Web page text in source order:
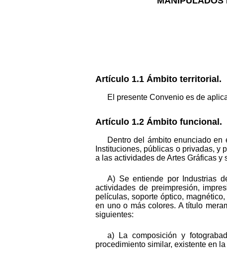
Artículo 1.1 Ámbito territorial.
El presente Convenio es de
Artículo 1.2 Ámbito funcional.
Dentro del ámbito enunciado
Instituciones, públicas o privadas, y
a las actividades de Artes Gráficas
A) Se entiende por Industrias
actividades de preimpresión,
películas, soporte óptico,
en uno o más colores. A título
siguientes:
a) La composición y
procedimiento similar, existente en